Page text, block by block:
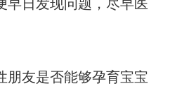
早日发现问题，尽早医
朋友是否能够孕育宝宝